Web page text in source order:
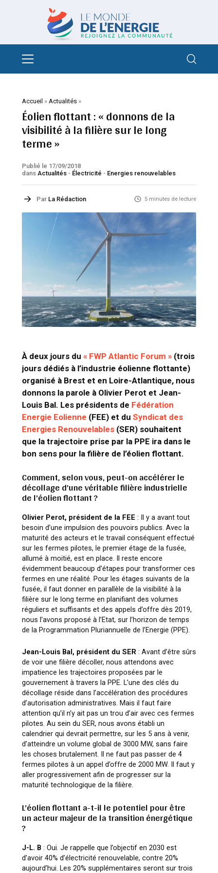
Accueil » Actualités»
Éolien flottant : « donnons de la
visibilité à la filière sur le long
terme »
Publié le 17/09/2018
dans Actualités- Électricité - Energies renouvelables
Par La Rédaction 5 minutes de lecture
À deux jours du « FWP Atlantic Forum »(trois
jours dédiés à l’industrie éolienne flottante)
organisé à Brest et en Loire-Atlantique, nous
donnons la parole à Olivier Perot et Jean-
Louis Bal. Les présidents de Fédération
Energie Eolienne (FEE) et du Syndicat des
Energies Renouvelables(SER) souhaitent
que la trajectoire prise par la PPE ira dans le
bon sens pour la filière de l’éolien flottant.
Comment, selon vous, peut-on accélérer le
décollage d’une véritable filière industrielle
de l’éolien flottant ?
Olivier Perot, président de la FEE : Il y a avant tout
besoin d’une impulsion des pouvoirs publics. Avec la
maturité des acteurs et le travail conséquent effectué
sur les fermes pilotes, le premier étage de la fusée,
allumé à moitié, est en place. Il reste encore
évidemment beaucoup d’étapes pour transformer ces
fermes en une réalité. Pour les étages suivants de la
fusée, il faut donner en parallèle de la visibilité à la
filière sur le long terme en planifiant des volumes
réguliers et suffisants et des appels d’offre dès 2019,
nous l’avons proposé à l’Etat, sur l’horizon de temps
de la Programmation Pluriannuelle de l’Energie (PPE).
Jean-Louis Bal, président du SER: Avant d’être sûrs
de voir une filière décoller, nous attendons avec
impatience les trajectoires proposées par le
gouvernement à travers la PPE. L’une des clés du
décollage réside dans l’accélération des procédures
d’autorisation administratives. Mais il faut faire
attention qu’il n’y ait pas un trou d’air avec ces fermes
pilotes. Au sein du SER, nous avons établi un
calendrier qui devrait permettre, sur les 5 ans à venir,
d’atteindre un volume global de 3000 MW, sans faire
les choses brutalement. Il ne faut pas passer de 4
fermes pilotes à un appel d’offre de 2000 MW. Il faut y
aller progressivement afin de progresser sur la
maturité technologique de la filière.
L’éolien flottant a-t-il le potentiel pour être
un acteur majeur de la transition énergétique
?
J-L. B : Oui. Je rappelle que l’objectif en 2030 est
d’avoir 40% d’électricité renouvelable, contre 20%
aujourd’hui. Les 20% supplémentaires seront sur trois